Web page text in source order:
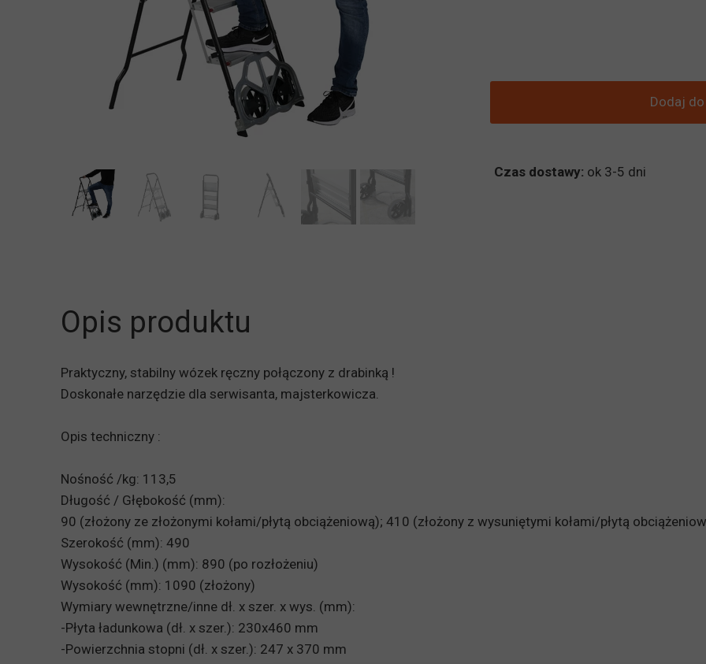
Dodaj
Czas dostawy: ok 3-5 dni
Opis produktu
Praktyczny, stabilny wózek ręczny połączony z drabinką !
Doskonałe narzędzie dla serwisanta, majsterkowicza.
Opis techniczny :
Nośność /kg: 113,5
Długość / Głębokość (mm):
90 (złożony ze złożonymi kołami/płytą obciążeniową); 410 (złożony z wysuniętymi kołami/płytą
Szerokość (mm): 490
Wysokość (Min.) (mm): 890 (po rozłożeniu)
Wysokość (mm): 1090 (złożony)
Wymiary wewnętrzne/inne dł. x szer. x wys. (mm):
-Płyta ładunkowa (dł. x szer.): 230x460 mm
-Powierzchnia stopni (dł. x szer.): 247 x 370 mm